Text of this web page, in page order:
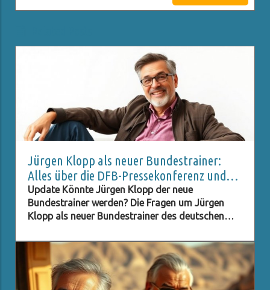
Jürgen Klopp als neuer Bundestrainer:
Alles über die DFB-Pressekonferenz und
Live-Stream
Update Könnte Jürgen Klopp der neue
Bundestrainer werden? Die Fragen um Jürgen
Klopp als neuer Bundestrainer des deutschen
Fans sind neugierig darauf, ob dieser Schritt
Realität wird. Klopp, bekannt für seinen
charismatischen Führungsstil und seine Erfolge
mit Liverpool, hat in der Fußballwelt einen